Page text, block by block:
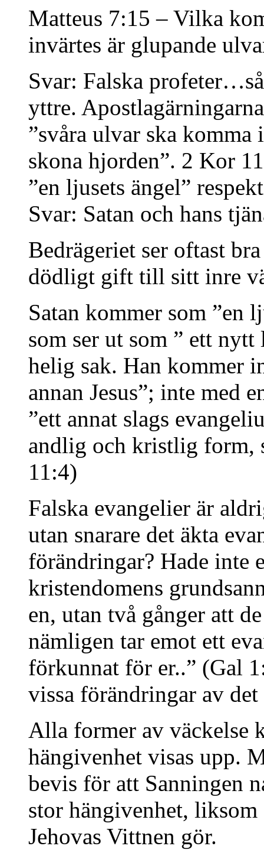
Matteus 7:15 – Vilka
invärtes är glupande
Svar: Falska
yttre.
”svåra ulvar ska komma
skona hjorden”. 2 Kor
”en ljusets ängel”
Svar: Satan och hans
Bedrägeriet ser oftast
dödligt gift till sitt inre
Satan kommer som ”en
som ser ut som ” ett
helig sak. Han kommer
annan Jesus”; inte med
”ett annat slags
andlig och kristlig form,
11:4)
Falska evangelier är
utan snarare det äkta
förändringar? Hade inte
kristendomens
en, utan två gånger att
nämligen tar emot ett
förkunnat för er..” (Gal
vissa förändringar av
Alla former av väckelse
hängivenhet visas upp.
bevis för att Sanningen
stor hängivenhet,
Jehovas Vittnen gör.